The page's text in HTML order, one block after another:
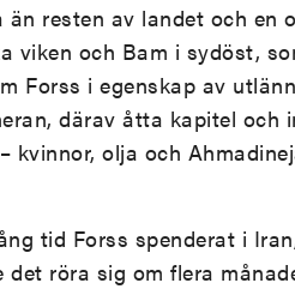
resten av landet och en
viken och Bam i sydöst,
Forss i egenskap av
därav åtta kapitel och
kvinnor, olja och
tid Forss spenderat i
röra sig om flera